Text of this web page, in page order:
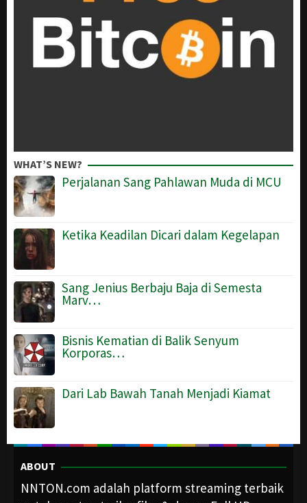
WHAT’S NEW?
Perjalanan Sang Pahlawan Muda di MCU
Ketika Keadilan Dicari dalam Kegelapan
Sang Jenius Berbaju Baja di Semesta
Marv…
Bisnis Kematian di Balik Senyum
Korporas…
Dari Lab Bawah Tanah Menjadi Kiamat
ABOUT
NNTON.com adalah platform streaming terbaik